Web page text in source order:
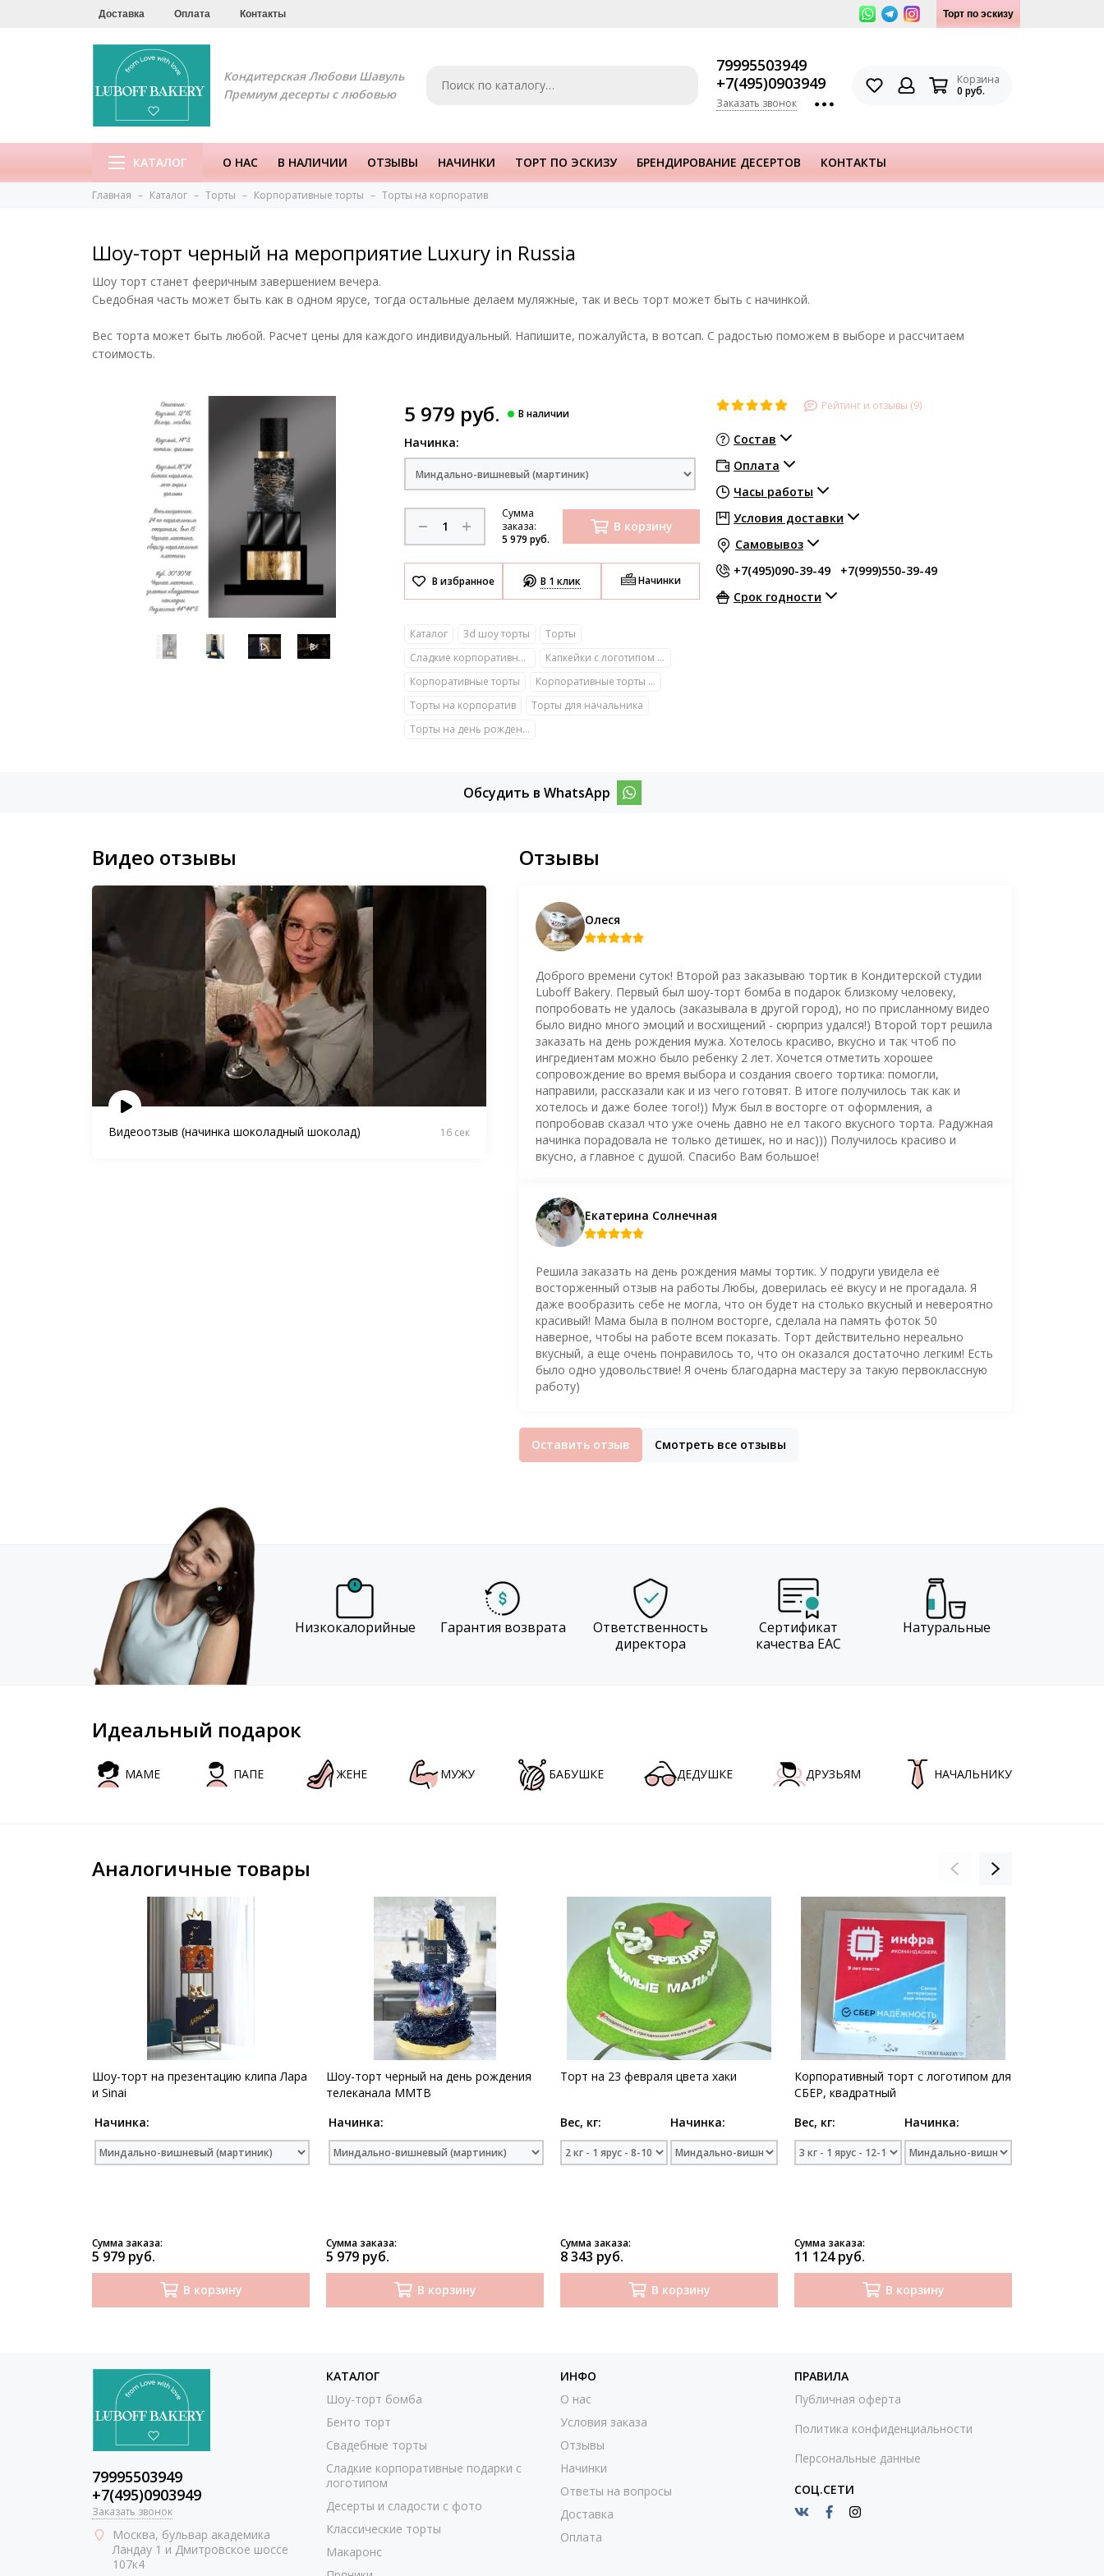
Торт по эскизу
Доставка Оплата Контакты
Кондитерская Любови Шавуль
Премиум десерты с любовью
79995503949
+7(495)0903949
Заказать звонок
Корзина
0 руб.
КАТАЛОГ О НАС В НАЛИЧИИ ОТЗЫВЫ НАЧИНКИ ТОРТ ПО ЭСКИЗУ БРЕНДИРОВАНИЕ ДЕСЕРТОВ КОНТАКТЫ
Главная Каталог Торты Корпоративные торты Торты на корпоратив
Шоу-торт черный на мероприятие Luxury in Russia
Шоу торт станет фееричным завершением вечера.
Сьедобная часть может быть как в одном ярусе, тогда остальные делаем муляжные, так и весь торт может быть с начинкой.
Вес торта может быть любой. Расчет цены для каждого индивидуальный. Напишите, пожалуйста, в вотсап. С радостью поможем в выборе и рассчитаем
стоимость.
5 979 руб.
Начинка:
Сумма
заказа:
5 979 руб.
В корзину
В 1 клик Начинки
Каталог 3d шоу торты
Торты
Сладкие корпоративные подарки с логотипом
Капкейки с логотипом компании
Корпоративные торты
Корпоративные торты с логотипом
Торты на корпоратив
Торты для начальника
Торты на день рождения компании
Рейтинг и отзывы (9)
Состав
Оплата
Часы работы
Условия доставки
Самовывоз
+7(495)090-39-49
+7(999)550-39-49
Срок годности
Обсудить в WhatsApp
Видео отзывы
Видеоотзыв (начинка шоколадный шоколад) 16 сек
Отзывы
Олеся
Доброго времени суток! Второй раз заказываю тортик в Кондитерской студии
Luboff Bakery. Первый был шоу-торт бомба в подарок близкому человеку,
попробовать не удалось (заказывала в другой город), но по присланному видео
было видно много эмоций и восхищений - сюрприз удался!) Второй торт решила
заказать на день рождения мужа. Хотелось красиво, вкусно и так чтоб по
ингредиентам можно было ребенку 2 лет. Хочется отметить хорошее
сопровождение во время выбора и создания своего тортика: помогли,
направили, рассказали как и из чего готовят. В итоге получилось так как и
хотелось и даже более того!)) Муж был в восторге от оформления, а
попробовав сказал что уже очень давно не ел такого вкусного торта. Радужная
начинка порадовала не только детишек, но и нас))) Получилось красиво и
вкусно, а главное с душой. Спасибо Вам большое!
Екатерина Солнечная
Решила заказать на день рождения мамы тортик. У подруги увидела её
восторженный отзыв на работы Любы, доверилась её вкусу и не прогадала. Я
даже вообразить себе не могла, что он будет на столько вкусный и невероятно
красивый! Мама была в полном восторге, сделала на память фоток 50
наверное, чтобы на работе всем показать. Торт действительно нереально
вкусный, а еще очень понравилось то, что он оказался достаточно легким! Есть
было одно удовольствие! Я очень благодарна мастеру за такую первоклассную
работу)
Оставить отзыв Смотреть все отзывы
Низкокалорийные Гарантия возврата
Ответственность
директора
Сертификат
качества EAC
Натуральные
Идеальный подарок
МАМЕ ПАПЕ ЖЕНЕ МУЖУ БАБУШКЕ ДЕДУШКЕ ДРУЗЬЯМ НАЧАЛЬНИКУ
Аналогичные товары
Шоу-торт на презентацию клипа Лара
и Sinai
Начинка:
Сумма заказа:
5 979 руб.
В корзину
Шоу-торт черный на день рождения
телеканала ММТВ
Начинка:
Сумма заказа:
5 979 руб.
В корзину
Торт на 23 февраля цвета хаки
Вес, кг: Начинка:
Сумма заказа:
8 343 руб.
В корзину
Корпоративный торт c логотипом для
СБЕР, квадратный
Вес, кг:
Начинка:
Сумма заказа:
11 124 руб.
В корзину
79995503949
+7(495)0903949
Заказать звонок
Москва, бульвар академика
Ландау 1 и Дмитровское шоссе
107к4
КАТАЛОГ
Шоу-торт бомба
Бенто торт
Свадебные торты
Сладкие корпоративные подарки с
логотипом
Десерты и сладости с фото
Классические торты
Макаронс
ИНФО
О нас
Условия заказа
Отзывы
Начинки
Ответы на вопросы
Доставка
Оплата
ПРАВИЛА
Публичная оферта
Политика конфиденциальности
Персональные данные
СОЦ.СЕТИ